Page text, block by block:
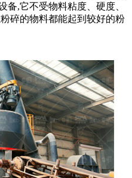
备,它不受物料粘度、硬度、
碎的物料都能起到较好的粉